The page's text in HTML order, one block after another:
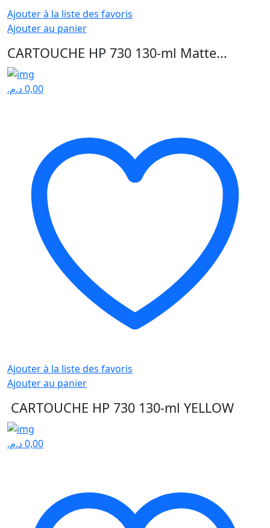
Ajouter à la liste des favoris
Ajouter au panier
CARTOUCHE HP 730 130-ml Matte...
0,00د.م.
Ajouter à la liste des favoris
Ajouter au panier
CARTOUCHE HP 730 130-ml YELLOW
0,00د.م.